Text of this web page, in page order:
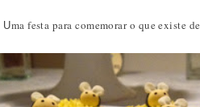
Uma festa para comemorar o que existe